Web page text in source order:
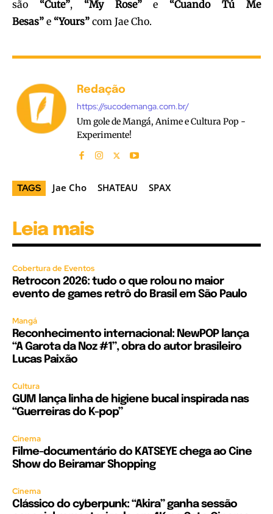
são “Cute”, “My Rose”e “Cuando Tú Me
Besas” e “Yours” com Jae Cho.
Redação
https://sucodemanga.com.br/
Um gole de Mangá, Anime e Cultura Pop -
Experimente!
TAGS Jae Cho SHATEAU SPAX
Leia mais
Cobertura de Eventos
Retrocon 2026: tudo o que rolou no maior
evento de games retrô do Brasil em São Paulo
Mangá
Reconhecimento internacional: NewPOP lança
“A Garota da Noz #1”, obra do autor brasileiro
Lucas Paixão
Cultura
GUM lança linha de higiene bucal inspirada nas
“Guerreiras do K-pop”
Cinema
Filme-documentário do KATSEYE chega ao Cine
Show do Beiramar Shopping
Cinema
Clássico do cyberpunk: “Akira” ganha sessão